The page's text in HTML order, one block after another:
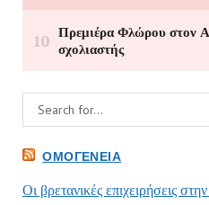
ΟΜΟΓΈΝΕΙΑ
Οι βρετανικές επιχειρήσεις